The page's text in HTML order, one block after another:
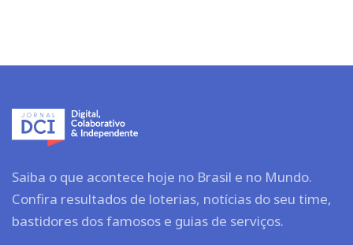
Saiba o que acontece hoje no Brasil e no Mundo.
Confira resultados de loterias, notícias do seu time,
bastidores dos famosos e guias de serviços.